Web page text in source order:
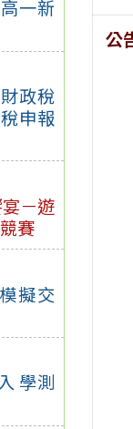
一新
政稅
申報
－遊
賽
擬交
學測
公